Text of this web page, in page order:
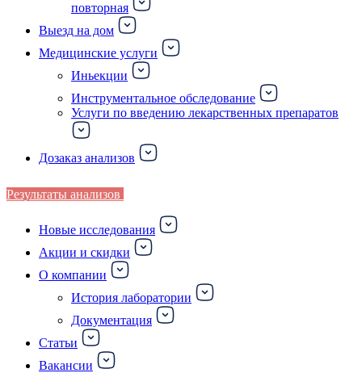
повторная
Выезд на дом
Медицинские услуги
Иньекции
Инструментальное обследование
Услуги по введению лекарственных препаратов
Дозаказ анализов
Результаты анализов
Новые исследования
Акции и скидки
О компании
История лаборатории
Документация
Статьи
Вакансии